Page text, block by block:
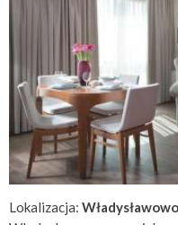
Lokalizacja: